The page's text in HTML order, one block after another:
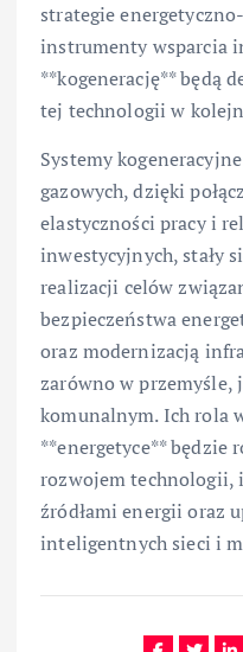
strategie
instrumenty wsparcia
**kogenerację** będą
tej technologii w
Systemy
gazowych, dzięki
elastyczności pracy i
inwestycyjnych, stały
realizacji celów
bezpieczeństwa
oraz modernizacją
zarówno w przemyśle,
komunalnym. Ich rola
**energetyce** będzie
rozwojem technologii,
źródłami energii oraz
inteligentnych sieci i